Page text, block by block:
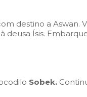
destino a Aswan.
deusa Ísis.
Sobek.